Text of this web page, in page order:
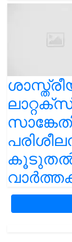
കൂടുതൽ